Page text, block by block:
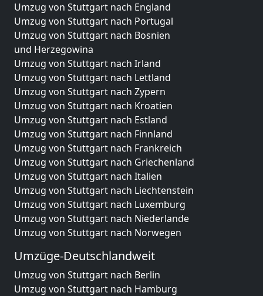
Umzug von Stuttgart nach England
Umzug von Stuttgart nach Portugal
Umzug von Stuttgart nach Bosnien
und Herzegowina
Umzug von Stuttgart nach Irland
Umzug von Stuttgart nach Lettland
Umzug von Stuttgart nach Zypern
Umzug von Stuttgart nach Kroatien
Umzug von Stuttgart nach Estland
Umzug von Stuttgart nach Finnland
Umzug von Stuttgart nach Frankreich
Umzug von Stuttgart nach Griechenland
Umzug von Stuttgart nach Italien
Umzug von Stuttgart nach Liechtenstein
Umzug von Stuttgart nach Luxemburg
Umzug von Stuttgart nach Niederlande
Umzug von Stuttgart nach Norwegen
Umzüge-Deutschlandweit
Umzug von Stuttgart nach Berlin
Umzug von Stuttgart nach Hamburg